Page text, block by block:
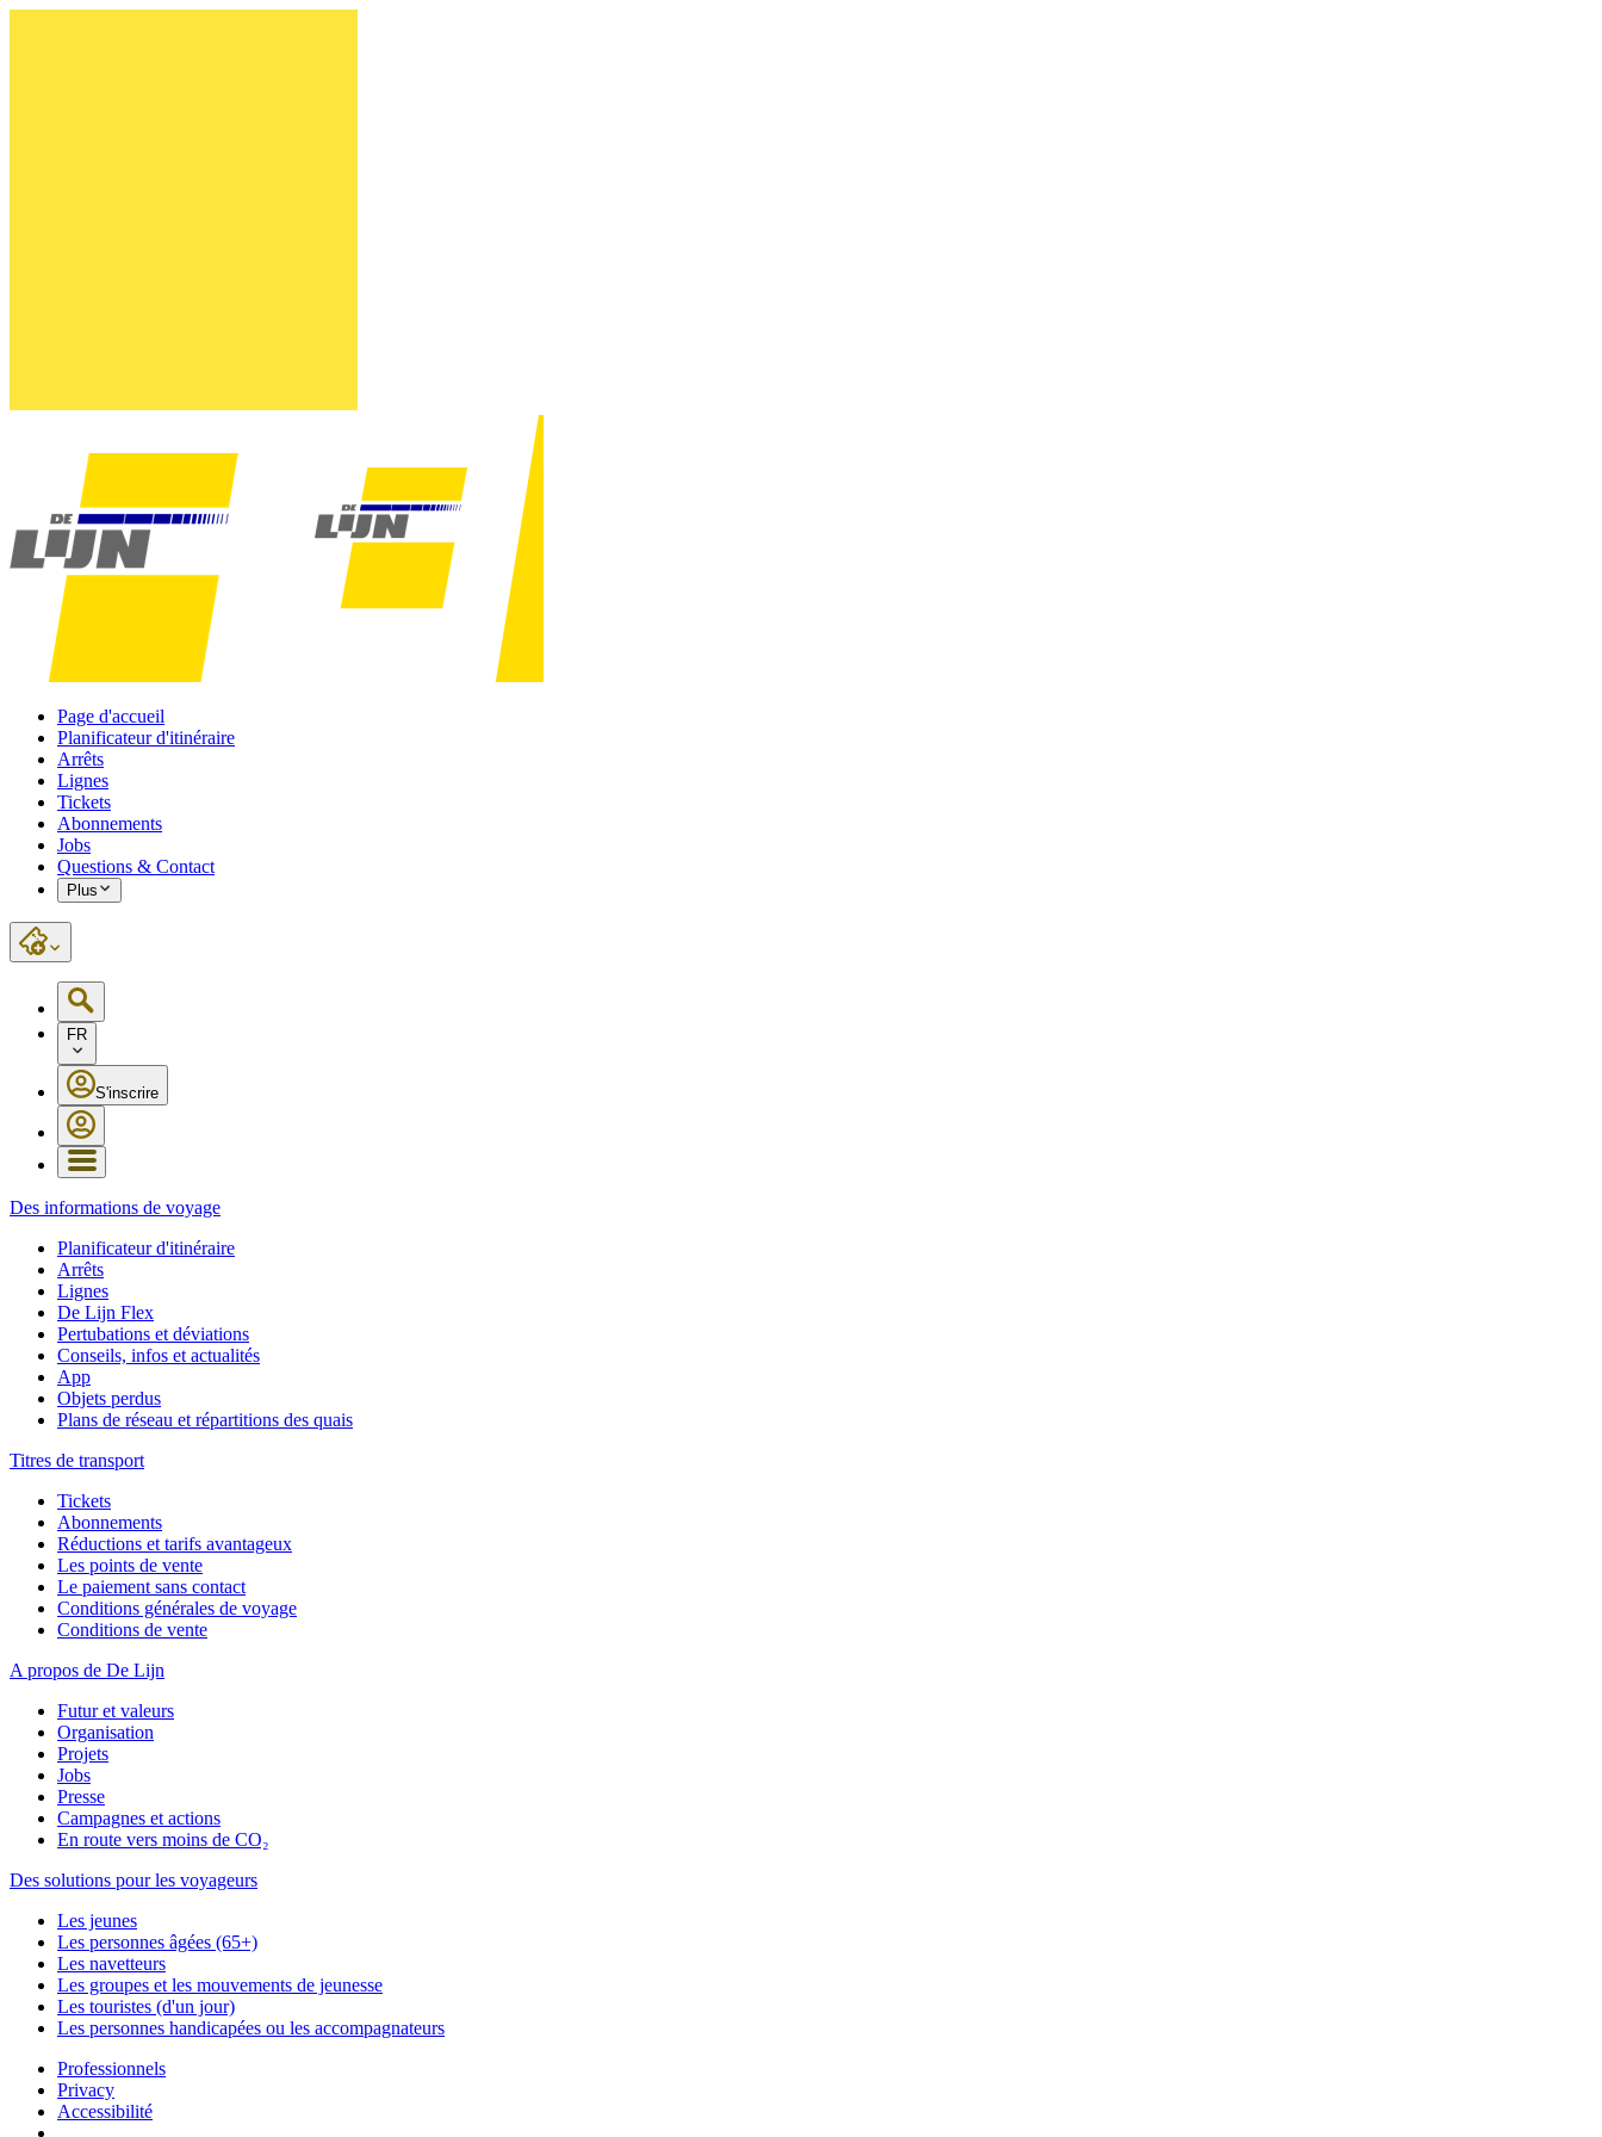
Page d'accueil
Planificateur d'itinéraire
Arrêts
Lignes
Tickets
Abonnements
Jobs
Questions & Contact
Plus
FR
S'inscrire
Des informations de voyage
Planificateur d'itinéraire
Arrêts
Lignes
De Lijn Flex
Pertubations et déviations
Conseils, infos et actualités
App
Objets perdus
Plans de réseau et répartitions des quais
Titres de transport
Tickets
Abonnements
Réductions et tarifs avantageux
Les points de vente
Le paiement sans contact
Conditions générales de voyage
Conditions de vente
A propos de De Lijn
Futur et valeurs
Organisation
Projets
Jobs
Presse
Campagnes et actions
En route vers moins de CO₂
Des solutions pour les voyageurs
Les jeunes
Les personnes âgées (65+)
Les navetteurs
Les groupes et les mouvements de jeunesse
Les touristes (d'un jour)
Les personnes handicapées ou les accompagnateurs
Professionnels
Privacy
Accessibilité